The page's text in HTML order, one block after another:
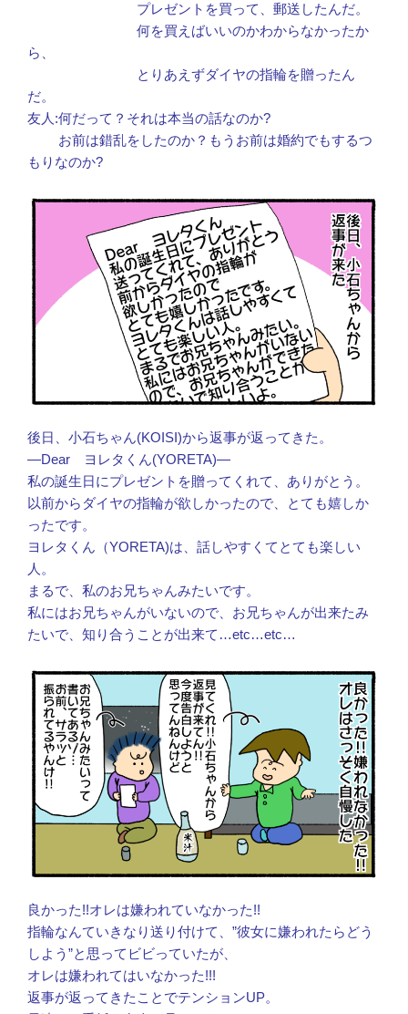
プレゼントを買って、郵送したんだ。
何を買えばいいのかわからなかったか
ら、
とりあえずダイヤの指輪を贈ったん
だ。
友人:何だって？それは本当の話なのか?
お前は錯乱をしたのか？もうお前は婚約でもするつ
もりなのか?
後日、小石ちゃん(KOISI)から返事が返ってきた。
―Dear ヨレタくん(YORETA)―
私の誕生日にプレゼントを贈ってくれて、ありがとう。
以前からダイヤの指輪が欲しかったので、とても嬉しか
ったです。
ヨレタくん（YORETA)は、話しやすくてとても楽しい
人。
まるで、私のお兄ちゃんみたいです。
私にはお兄ちゃんがいないので、お兄ちゃんが出来たみ
たいで、知り合うことが出来て…etc…etc…
良かった!!オレは嫌われていなかった!!
指輪なんていきなり送り付けて、”彼女に嫌われたらどう
しよう”と思ってビビっていたが、
オレは嫌われてはいなかった!!!
返事が返ってきたことでテンションUP。